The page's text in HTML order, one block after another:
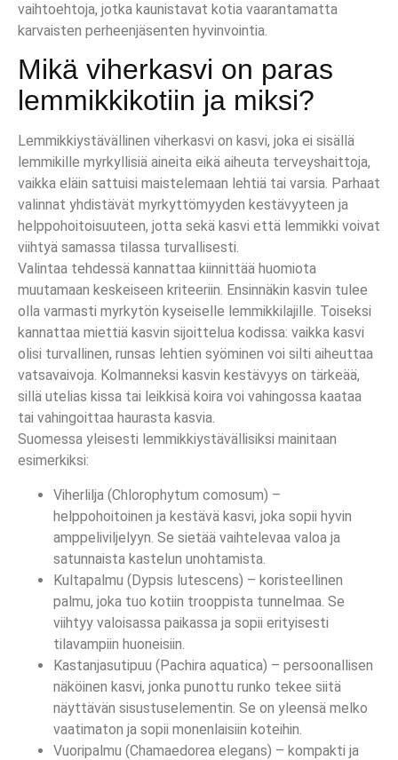
vaihtoehtoja, jotka kaunistavat kotia vaarantamatta
karvaisten perheenjäsenten hyvinvointia.
Mikä viherkasvi on paras
lemmikkikotiin ja miksi?
Lemmikkiystävällinen viherkasvi on kasvi, joka ei sisällä
lemmikille myrkyllisiä aineita eikä aiheuta terveyshaittoja,
vaikka eläin sattuisi maistelemaan lehtiä tai varsia. Parhaat
valinnat yhdistävät myrkyttömyyden kestävyyteen ja
helppohoitoisuuteen, jotta sekä kasvi että lemmikki voivat
viihtyä samassa tilassa turvallisesti.
Valintaa tehdessä kannattaa kiinnittää huomiota
muutamaan keskeiseen kriteeriin. Ensinnäkin kasvin tulee
olla varmasti myrkytön kyseiselle lemmikkilajille. Toiseksi
kannattaa miettiä kasvin sijoittelua kodissa: vaikka kasvi
olisi turvallinen, runsas lehtien syöminen voi silti aiheuttaa
vatsavaivoja. Kolmanneksi kasvin kestävyys on tärkeää,
sillä utelias kissa tai leikkisä koira voi vahingossa kaataa
tai vahingoittaa haurasta kasvia.
Suomessa yleisesti lemmikkiystävällisiksi mainitaan
esimerkiksi:
Viherlilja (Chlorophytum comosum) –
helppohoitoinen ja kestävä kasvi, joka sopii hyvin
amppeliviljelyyn. Se sietää vaihtelevaa valoa ja
satunnaista kastelun unohtamista.
Kultapalmu (Dypsis lutescens) – koristeellinen
palmu, joka tuo kotiin trooppista tunnelmaa. Se
viihtyy valoisassa paikassa ja sopii erityisesti
tilavampiin huoneisiin.
Kastanjasutipuu (Pachira aquatica) – persoonallisen
näköinen kasvi, jonka punottu runko tekee siitä
näyttävän sisustuselementin. Se on yleensä melko
vaatimaton ja sopii monenlaisiin koteihin.
Vuoripalmu (Chamaedorea elegans) – kompakti ja